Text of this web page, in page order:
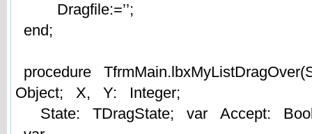
Dragfile:=’’;
end;
procedure
Object; X, Y: Integer;
State: TDragState; var Accept: